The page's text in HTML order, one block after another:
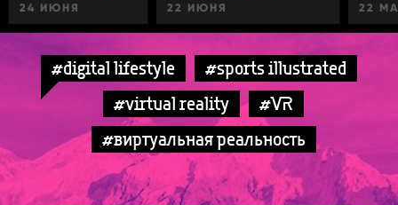
24 ИЮНЯ 22 ИЮНЯ 22
#digital lifestyle
#sports illustrated
#virtual reality
#VR
#виртуальная реальность